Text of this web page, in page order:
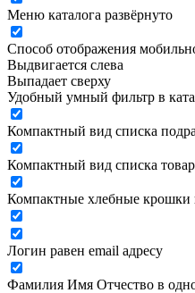
Меню каталога развёрнуто
Способ отображения
Выдвигается слева
Выпадает сверху
Удобный умный фильтр в
Компактный вид списка
Компактный вид списка
Компактные хлебные крошки
Логин равен email адресу
Фамилия Имя Отчество в